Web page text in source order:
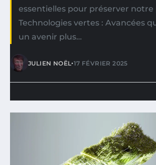
essentielles pour préserver notre
Technologies vertes : Avancées
un avenir plus…
JULIEN NOËL•17 FÉVRIER 2025